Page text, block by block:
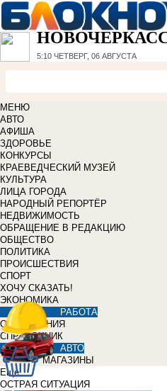
5:10 ЧЕТВЕРГ, 06 АВГУСТА
МЕНЮ
АВТО
АФИША
ЗДОРОВЬЕ
КОНКУРСЫ
КРАЕВЕДЧЕСКИЙ МУЗЕЙ
КУЛЬТУРА
ЛИЦА ГОРОДА
НАРОДНЫЙ РЕПОРТЁР
НЕДВИЖИМОСТЬ
ОБРАЩЕНИЕ В РЕДАКЦИЮ
ОБЩЕСТВО
ПОЛИТИКА
ПРОИСШЕСТВИЯ
СПОРТ
ХОЧУ СКАЗАТЬ!
ЭКОНОМИКА
РАБОТА
ОБЪЯВЛЕНИЯ
СПРАВОЧНИК
АВТО
МАГАЗИНЫ
Еще
ОСТРАЯ СИТУАЦИЯ